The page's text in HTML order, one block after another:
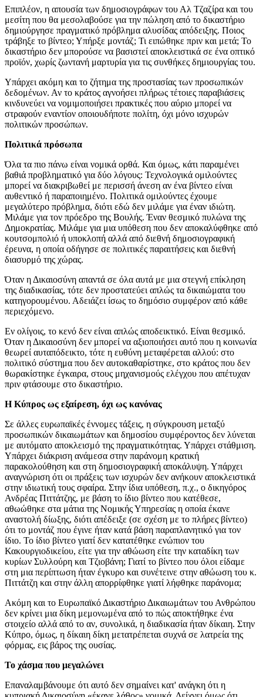
Επιπλέον, η απουσία των δημοσιογράφων του Αλ Τζαζίρα και του
μεσίτη που θα μεσολαβούσε για την πώληση από το δικαστήριο
δημιούργησε πραγματικό πρόβλημα αλυσίδας απόδειξης. Ποιος
τράβηξε το βίντεο; Υπήρξε μοντάζ; Τι ειπώθηκε πριν και μετά; Το
δικαστήριο δεν μπορούσε να βασιστεί αποκλειστικά σε ένα οπτικό
προϊόν, χωρίς ζωντανή μαρτυρία για τις συνθήκες δημιουργίας του.
Υπάρχει ακόμη και το ζήτημα της προστασίας των προσωπικών
δεδομένων. Αν το κράτος αγνοήσει πλήρως τέτοιες παραβιάσεις
κινδυνεύει να νομιμοποιήσει πρακτικές που αύριο μπορεί να
στραφούν εναντίον οποιουδήποτε πολίτη, όχι μόνο ισχυρών
πολιτικών προσώπων.
Πολιτικά πρόσωπα
Όλα τα πιο πάνω είναι νομικά ορθά. Και όμως, κάτι παραμένει
βαθιά προβληματικό για δύο λόγους: Τεχνολογικά ομιλούντες
μπορεί να διακριβωθεί με περισσή άνεση αν ένα βίντεο είναι
αυθεντικό ή παραποιημένο. Πολιτικά ομιλούντες έχουμε
μεγαλύτερο πρόβλημα, διότι εδώ δεν μιλάμε για έναν ιδιώτη.
Μιλάμε για τον πρόεδρο της Βουλής. Έναν θεσμικό πυλώνα της
Δημοκρατίας. Μιλάμε για μια υπόθεση που δεν αποκαλύφθηκε από
κουτσομπολιό ή υποκλοπή αλλά από διεθνή δημοσιογραφική
έρευνα, η οποία οδήγησε σε πολιτικές παραιτήσεις και διεθνή
διασυρμό της χώρας.
Όταν η Δικαιοσύνη απαντά σε όλα αυτά με μια στεγνή επίκληση
της διαδικασίας, τότε δεν προστατεύει απλώς τα δικαιώματα του
κατηγορουμένου. Αδειάζει ίσως το δημόσιο συμφέρον από κάθε
περιεχόμενο.
Εν ολίγοις, το κενό δεν είναι απλώς αποδεικτικό. Είναι θεσμικό.
Όταν η Δικαιοσύνη δεν μπορεί να αξιοποιήσει αυτό που η κοινωνία
θεωρεί αυταπόδεικτο, τότε η ευθύνη μεταφέρεται αλλού: στο
πολιτικό σύστημα που δεν αυτοκαθαρίστηκε, στο κράτος που δεν
θωρακίστηκε έγκαιρα, στους μηχανισμούς ελέγχου που απέτυχαν
πριν φτάσουμε στο δικαστήριο.
Η Κύπρος ως εξαίρεση, όχι ως κανόνας
Σε άλλες ευρωπαϊκές έννομες τάξεις, η σύγκρουση μεταξύ
προσωπικών δικαιωμάτων και δημοσίου συμφέροντος δεν λύνεται
με αυτόματο αποκλεισμό της πραγματικότητας. Υπάρχει στάθμιση.
Υπάρχει διάκριση ανάμεσα στην παράνομη κρατική
παρακολούθηση και στη δημοσιογραφική αποκάλυψη. Υπάρχει
αναγνώριση ότι οι πράξεις των ισχυρών δεν ανήκουν αποκλειστικά
στην ιδιωτική τους σφαίρα. Στην ίδια υπόθεση, π.χ., ο δικηγόρος
Ανδρέας Πιττάτζης, με βάση το ίδιο βίντεο που κατέθεσε,
αθωώθηκε στα μάτια της Νομικής Υπηρεσίας η οποία έκανε
αναστολή δίωξης, διότι απέδειξε (σε σχέση με το πλήρες βίντεο)
ότι το μοντάζ που έγινε ήταν κατά βάση παραπλανητικό για τον
ίδιο. Το ίδιο βίντεο γιατί δεν κατατέθηκε ενώπιον του
Κακουργιοδικείου, είτε για την αθώωση είτε την καταδίκη των
κυρίων Συλλούρη και Τζιοβάνη; Γιατί το βίντεο που όλοι είδαμε
στη μια περίπτωση ήταν έγκυρο και συνέτεινε στην αθώωση του κ.
Πιττάτζη και στην άλλη απορρίφθηκε γιατί λήφθηκε παράνομα;
Ακόμη και το Ευρωπαϊκό Δικαστήριο Δικαιωμάτων του Ανθρώπου
δεν κρίνει μια δίκη μεμονωμένα από το πώς αποκτήθηκε ένα
στοιχείο αλλά από το αν, συνολικά, η διαδικασία ήταν δίκαιη. Στην
Κύπρο, όμως, η δίκαιη δίκη μετατρέπεται συχνά σε λατρεία της
φόρμας, εις βάρος της ουσίας.
Το χάσμα που μεγαλώνει
Επαναλαμβάνουμε ότι αυτό δεν σημαίνει κατ' ανάγκη ότι η